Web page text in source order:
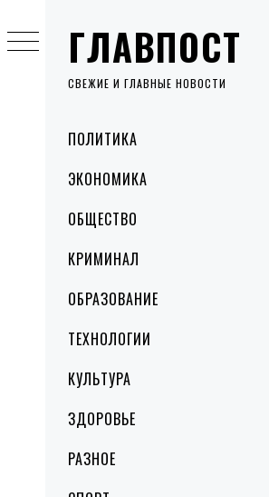
ГЛАВПОСТ
СВЕЖИЕ И ГЛАВНЫЕ НОВОСТИ
MenuПОЛИТИКА
ЭКОНОМИКА
ОБЩЕСТВО
КРИМИНАЛ
ОБРАЗОВАНИЕ
ТЕХНОЛОГИИ
КУЛЬТУРА
ЗДОРОВЬЕ
РАЗНОЕ
to
content